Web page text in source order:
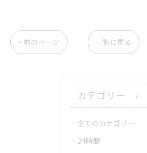
< 前のページ 一覧に戻る
カテゴリー
全てのカテゴリー
24時間